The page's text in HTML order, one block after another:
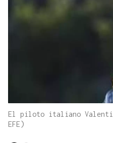
El piloto italiano
EFE)